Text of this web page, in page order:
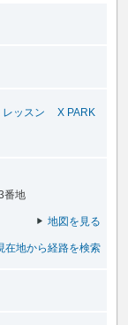
レッスン
X PARK
番地
地図を見る
在地から経路を検索